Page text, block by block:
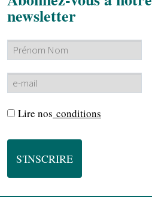
newsletter
Lire nos conditions